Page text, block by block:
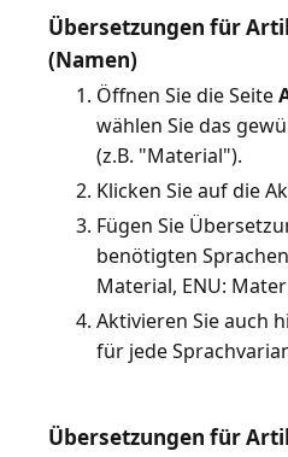
Übersetzungen für
(Namen)
Öffnen Sie die Seite
wählen Sie das
(z.B. "Material").
Klicken Sie auf die
Fügen Sie
benötigten
Material, ENU:
Aktivieren Sie auch
für jede
Übersetzungen für